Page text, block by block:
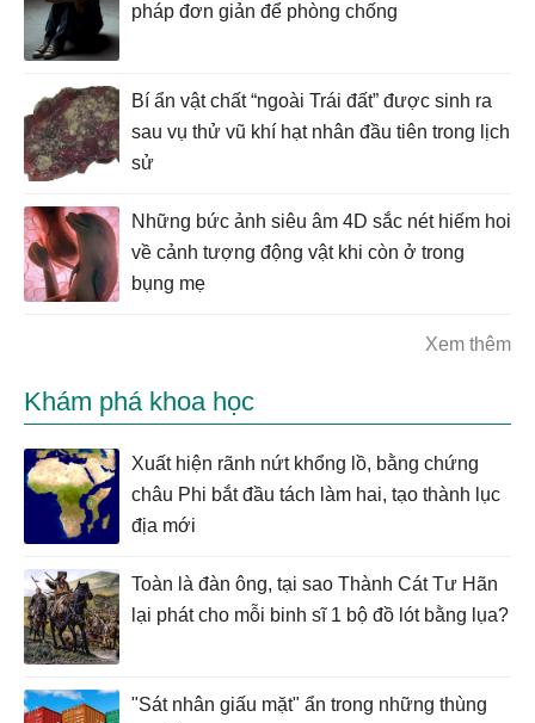
pháp đơn giản để phòng chống
Bí ẩn vật chất “ngoài Trái đất” được sinh ra
sau vụ thử vũ khí hạt nhân đầu tiên trong lịch
sử
Những bức ảnh siêu âm 4D sắc nét hiếm hoi
về cảnh tượng động vật khi còn ở trong
bụng mẹ
Xem thêm
Khám phá khoa học
Xuất hiện rãnh nứt khổng lồ, bằng chứng
châu Phi bắt đầu tách làm hai, tạo thành lục
địa mới
Toàn là đàn ông, tại sao Thành Cát Tư Hãn
lại phát cho mỗi binh sĩ 1 bộ đồ lót bằng lụa?
"Sát nhân giấu mặt" ẩn trong những thùng